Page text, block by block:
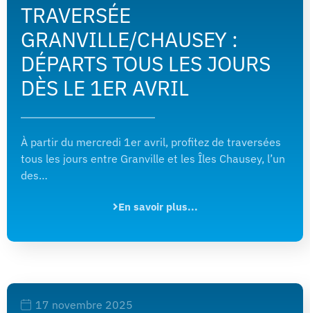
TRAVERSÉE
GRANVILLE/CHAUSEY :
DÉPARTS TOUS LES JOURS
DÈS LE 1ER AVRIL
À partir du mercredi 1er avril, profitez de traversées
tous les jours entre Granville et les Îles Chausey, l’un
des…
En savoir plus...
17 novembre 2025